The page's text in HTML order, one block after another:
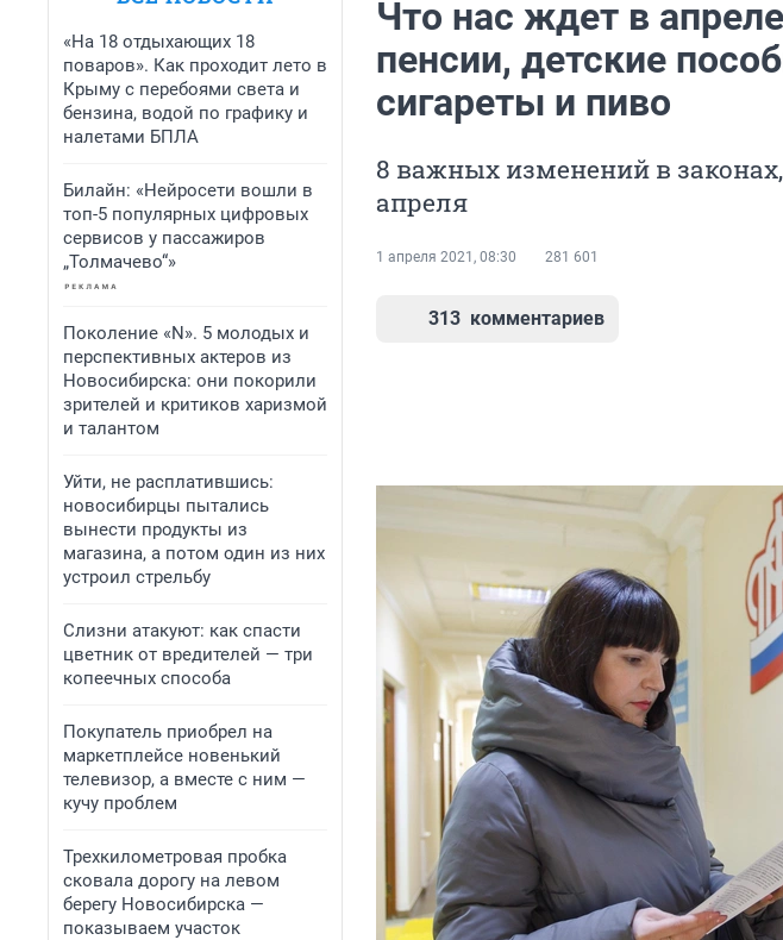
«На 18 отдыхающих 18
поваров». Как проходит лето в
Крыму с перебоями света и
бензина, водой по графику и
налетами БПЛА
Билайн: «Нейросети вошли в
топ-5 популярных цифровых
сервисов у пассажиров
„Толмачево“»
Поколение «N». 5 молодых и
перспективных актеров из
Новосибирска: они покорили
зрителей и критиков харизмой
и талантом
Уйти, не расплатившись:
новосибирцы пытались
вынести продукты из
магазина, а потом один из них
устроил стрельбу
Слизни атакуют: как спасти
цветник от вредителей — три
копеечных способа
Покупатель приобрел на
маркетплейсе новенький
телевизор, а вместе с ним —
кучу проблем
Трехкилометровая пробка
сковала дорогу на левом
берегу Новосибирска —
показываем участок
Что нас ждет в
пенсии, детские
сигареты и пиво
8 важных изменений в
апреля
1 апреля 2021, 08:30 281 601
313 комментариев